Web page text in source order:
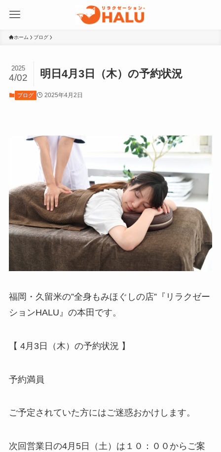
ホーム ブログ
明日4月3日（木）の予約状況
2025
4/02
ブログ 2025年4月2日
福岡・久留米の”全身もみほぐしの店”『リラクゼー
ションHALU』の本田です。
【 4月3日（木）の予約状況 】
予約満員
ご予定されていた方にはご迷惑おかけします。
次回営業日の4月5日（土）は１０：００からご案